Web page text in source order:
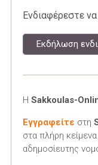
Ενδιαφέρεστε
Εκδήλωση
Η Sakkoulas-
Εγγραφείτε στη
στα πλήρη
αδημοσίευτης